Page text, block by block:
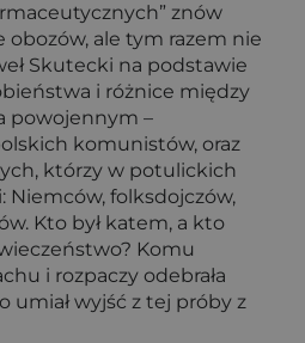
znów
obozów, ale tym razem nie
Skutecki na podstawie
i różnice między
powojennym –
komunistów, oraz
którzy w potulickich
Niemców, folksdojczów,
Kto był katem, a kto
Komu
i rozpaczy odebrała
umiał wyjść z tej próby z